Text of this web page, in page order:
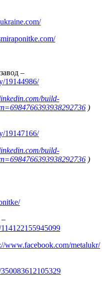
–
19144986/
build-
)
19147166/
build-
)
–
www.facebook.com/metalukr/